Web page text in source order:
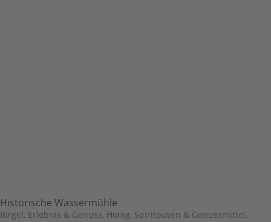
Historische Wassermühle
Birgel, Erlebnis & Genuss, Honig, Spiritousen & Genussmittel,